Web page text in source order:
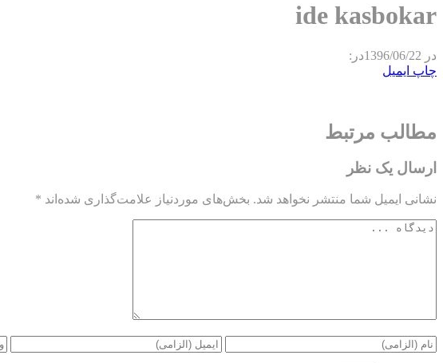
ide kasbokar
در 1396/06/22در:
چاپ ایمیل
مطالب مرتبط
ارسال یک نظر
نشانی ایمیل شما منتشر نخواهد شد. بخش‌های موردنیاز علامت‌گذاری شده‌اند *